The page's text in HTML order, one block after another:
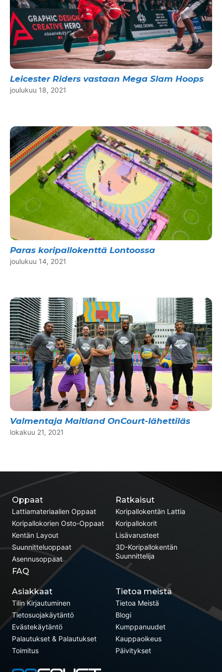
Leicester Riders vastaan Mega Slam Hoops
joulukuu 18, 2021
Paras koripallokenttä Lontoossa
joulukuu 14, 2021
Valmentaja Maitland OnCourt-lähettiläs
lokakuu 21, 2021
Ratkaisut
Koripallokentän Lattia
Koripallokorit
Lisävarusteet
3D-Koripallokentän
Suunnittelija
Oppaat
Lattiamateriaalien Oppaat
Koripallokorien Osto-Oppaat
Kentän Layout
Suunnitteluoppaat
Asennusoppaat
FAQ
Asiakkaat
Tilin Kirjautuminen
Tietosuojakäytäntö
Evästekäytäntö
Palautukset & Palautukset
Toimitus
Tietoa meistä
Tietoa Meistä
Blogi
Kumppanuudet
Kauppaoikeus
Päivitykset